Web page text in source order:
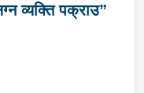
व्यक्ति पक्राउ”